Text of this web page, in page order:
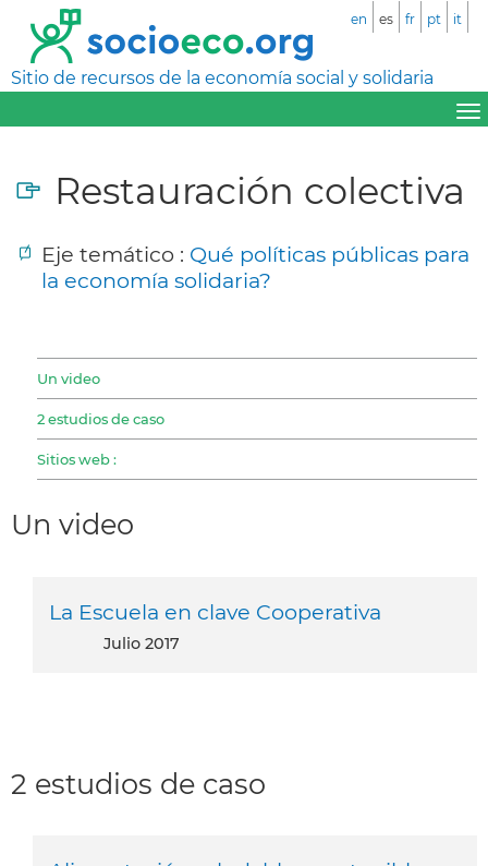
Sitio de recursos de la economía social y solidaria
en es fr pt it
Restauración colectiva
Eje temático : Qué políticas públicas para
la economía solidaria?
Un video
2 estudios de caso
Sitios web :
Un video
La Escuela en clave Cooperativa
julio 2017
2 estudios de caso